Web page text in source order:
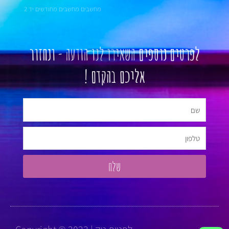
מחשבים מחשבים מחודשים יד 2
לפרטים נוספיםהשאירו לנו הודעה -ונחזור
אליכם בהקדם !
טלפון
שלח